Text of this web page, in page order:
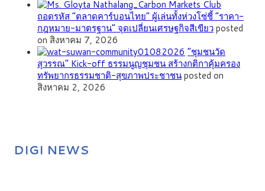
ถอดรหัส “ตลาดคาร์บอนไทย” ผู้เล่นทั้งห่วงโซ่ชี้ “ราคา-
กฎหมาย-มาตรฐาน” จุดเปลี่ยนเศรษฐกิจสีเขียวposted
on สิงหาคม 7, 2026
”ชุมชนวัด
สุวรรณ” Kick-off ธรรมนูญชุมชน สร้างกติกาคุ้มครอง
ทรัพยากรธรรมชาติ-สุขภาพประชาชนposted on
สิงหาคม 2, 2026
DIGI NEWS